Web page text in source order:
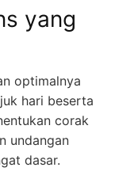
yang
optimalnya
hari beserta
corak
undangan
dasar.